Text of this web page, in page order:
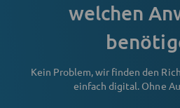
welchen
Kein Problem, wir finden den
einfach digital. Ohne